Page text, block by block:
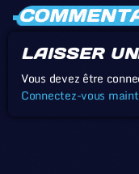
LAISSER
Vous devez être
Connectez-vous